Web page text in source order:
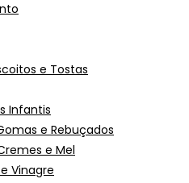
e Tostas
Infantis
e Rebuçados
e Mel
Vinagre